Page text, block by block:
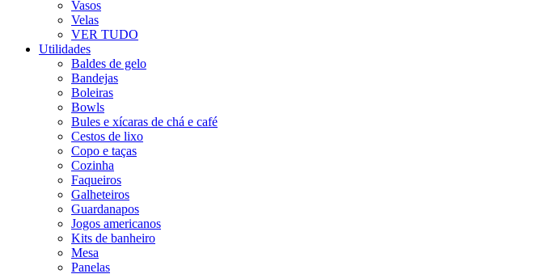
Vasos
Velas
VER TUDO
Utilidades
Baldes de gelo
Bandejas
Boleiras
Bowls
Bules e xícaras de chá e café
Cestos de lixo
Copo e taças
Cozinha
Faqueiros
Galheteiros
Guardanapos
Jogos americanos
Kits de banheiro
Mesa
Panelas